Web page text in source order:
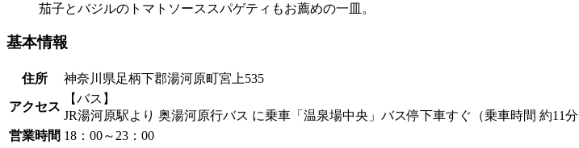
茄子とバジルのトマトソーススパゲティもお薦めの一皿。
基本情報
住所 神奈川県足柄下郡湯河原町宮上535
アクセス
【バス】
JR湯河原駅より 奥湯河原行バス に乗車「温泉場中央」バス停下車すぐ（乗車時間 約11分
営業時間 18：00～23：00